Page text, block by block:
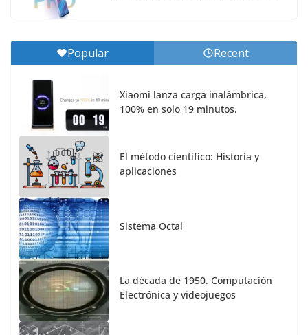
Popular Recent
Xiaomi lanza carga inalámbrica,
100% en solo 19 minutos.
El método científico: Historia y
aplicaciones
Sistema Octal
La década de 1950. Computación
Electrónica y videojuegos